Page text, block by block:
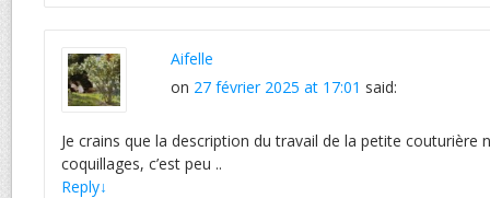
Aifelle
on 27 février 2025 at 17:01 said:
Je crains que la description du travail de la petite couturière
coquillages, c’est peu ..
Reply↓